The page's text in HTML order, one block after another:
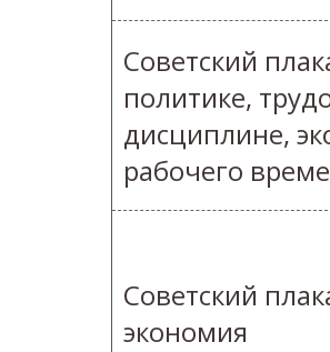
Советский
политике,
дисциплине,
рабочего
Советский
экономия